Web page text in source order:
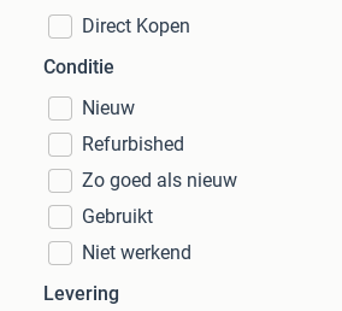
Direct Kopen
Conditie
Nieuw
Refurbished
Zo goed als nieuw
Gebruikt
Niet werkend
Levering